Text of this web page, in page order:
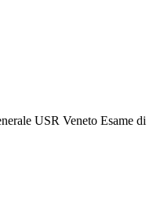
USR Veneto Esame di